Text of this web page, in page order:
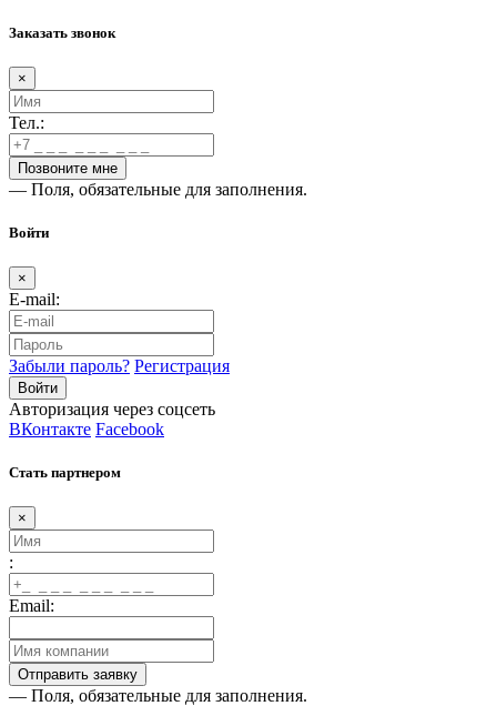
Заказать звонок
×
Тел.:
— Поля, обязательные для заполнения.
Войти
×
E-mail:
Забыли пароль? Регистрация
Авторизация через соцсеть
ВКонтакте Facebook
Стать партнером
×
:
Email:
— Поля, обязательные для заполнения.